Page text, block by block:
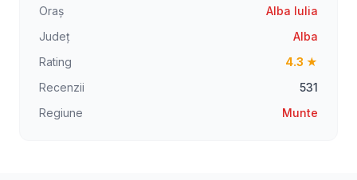
Oraș
Alba Iulia
Județ
Alba
Rating
4.3 ★
Recenzii
531
Regiune
Munte